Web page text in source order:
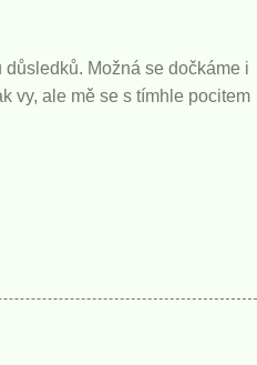
Možná se dočkáme i
vy, ale mě se s tímhle pocitem